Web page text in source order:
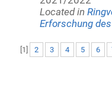
Located in
Erforschung
1 2 3 4 5 6